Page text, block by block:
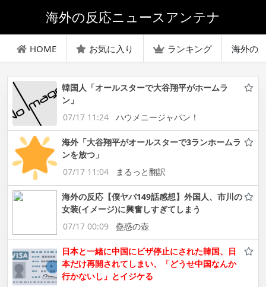
海外の反応ニュースアンテナ
HOME お気に入り ランキング 海外の
韓国人「オールスターで大谷翔平がホームラ
ン」
07/17 11:24
ハウメニージャパン！
海外「大谷翔平がオールスターで3ランホームラ
ンを放つ」
07/17 11:04
まるっと翻訳
海外の反応【僕ヤバ149話感想】外国人、市川の
女装(イメージ)に興奮しすぎてしまう
07/17 00:09
蠱惑の壺
日本と一緒に中国にビザ停止にされた韓国、日
本だけ再開されてしまい、「どうせ中国なんか
行かないし」とイジケる